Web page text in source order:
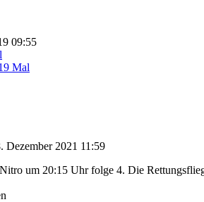
09:55
Mal
Dezember 2021 11:59
um 20:15 Uhr folge 4. Die